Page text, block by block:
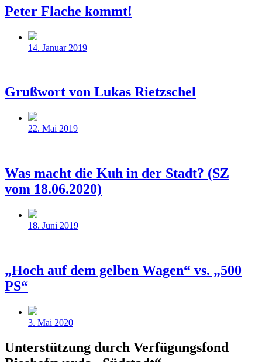
Peter Flache kommt!
Beitragsdatum
14. Januar 2019
Grußwort von Lukas Rietzschel
Beitragsdatum
22. Mai 2019
Was macht die Kuh in der Stadt? (SZ
vom 18.06.2020)
Beitragsdatum
18. Juni 2019
„Hoch auf dem gelben Wagen“ vs. „500
PS“
Beitragsdatum
3. Mai 2020
Unterstützung durch Verfügungsfond